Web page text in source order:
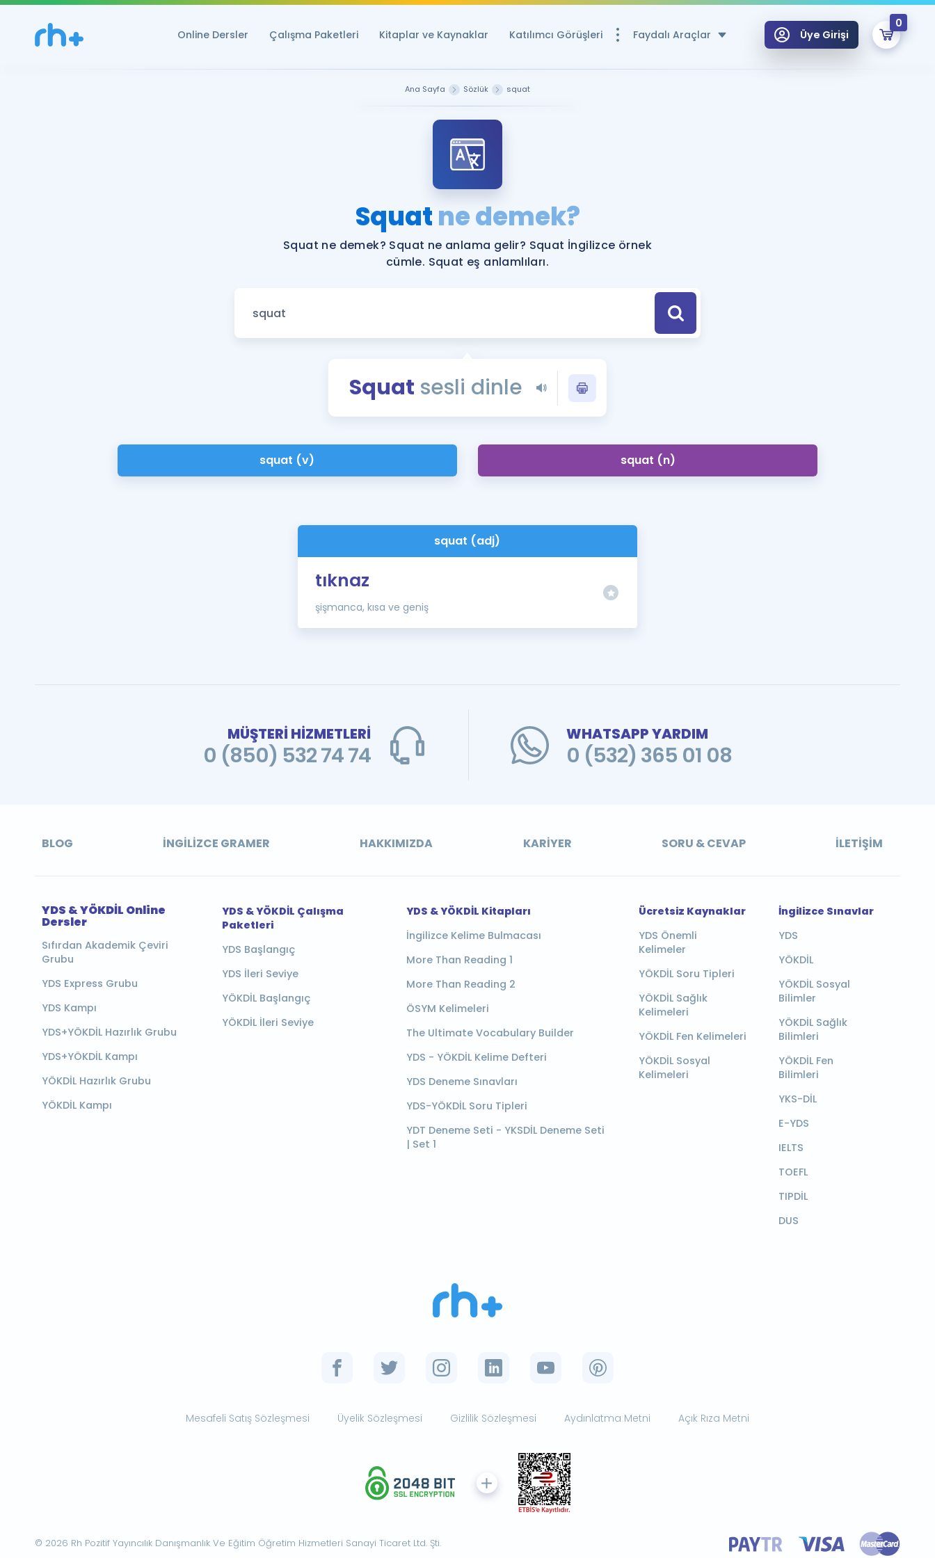
Online Dersler Çalışma Paketleri Kitaplar ve Kaynaklar Katılımcı Görüşleri Faydalı Araçlar
YDS ve YÖKDİL Puan Hesaplama Aracı
Rehberlik Aracı
YDS ve YÖKDİL'e Hazırlananlar için Öneriler
Tüm ÖSYM Sınavları Tek Takvimde
YDS - YÖKDİL Tüm Sınavlarla İlgili Haberler
İngilizce Gramer
Üye Girişi
0
Ana Sayfa Sözlük squat
Squatne demek?
Squat ne demek? Squat ne anlama gelir? Squat İngilizce örnek
cümle. Squat eş anlamlıları.
Squat sesli dinle
squat (v) squat (n)
squat (adj)
tıknaz
şişmanca, kısa ve geniş
MÜŞTERİ HİZMETLERİ
0 (850) 532 74 74
WHATSAPP YARDIM
0 (532) 365 01 08
BLOG İNGILIZCE GRAMER HAKKIMIZDA KARIYER SORU & CEVAP İLETIŞIM
YDS & YÖKDİL Online
Dersler
Sıfırdan Akademik Çeviri
Grubu
YDS Express Grubu
YDS Kampı
YDS+YÖKDİL Hazırlık Grubu
YDS+YÖKDİL Kampı
YÖKDİL Hazırlık Grubu
YÖKDİL Kampı
YDS & YÖKDİL Çalışma
Paketleri
YDS Başlangıç
YDS İleri Seviye
YÖKDİL Başlangıç
YÖKDİL İleri Seviye
YDS & YÖKDİL Kitapları
İngilizce Kelime Bulmacası
More Than Reading 1
More Than Reading 2
ÖSYM Kelimeleri
The Ultimate Vocabulary Builder
YDS - YÖKDİL Kelime Defteri
YDS Deneme Sınavları
YDS-YÖKDİL Soru Tipleri
YDT Deneme Seti - YKSDİL Deneme Seti
| Set 1
Ücretsiz Kaynaklar
YDS Önemli
Kelimeler
YÖKDİL Soru Tipleri
YÖKDİL Sağlık
Kelimeleri
YÖKDİL Fen Kelimeleri
YÖKDİL Sosyal
Kelimeleri
İngilizce Sınavlar
YDS
YÖKDİL
YÖKDİL Sosyal
Bilimler
YÖKDİL Sağlık
Bilimleri
YÖKDİL Fen
Bilimleri
YKS-DİL
E-YDS
IELTS
TOEFL
TIPDİL
DUS
Mesafeli Satış Sözleşmesi Üyelik Sözleşmesi Gizlilik Sözleşmesi Aydınlatma Metni Açık Rıza Metni
© 2026 Rh Pozitif Yayıncılık Danışmanlık Ve Eğitim Öğretim Hizmetleri Sanayi Ticaret Ltd. Şti.